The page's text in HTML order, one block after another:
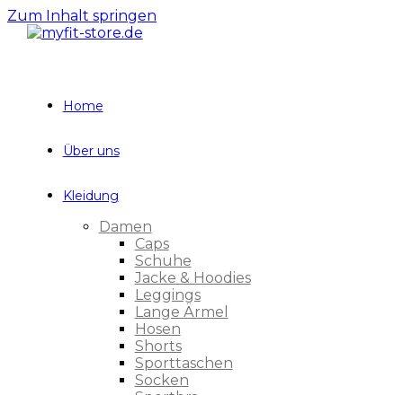
Zum Inhalt springen
Home
Über uns
Kleidung
Damen
Caps
Schuhe
Jacke & Hoodies
Leggings
Lange Ärmel
Hosen
Shorts
Sporttaschen
Socken